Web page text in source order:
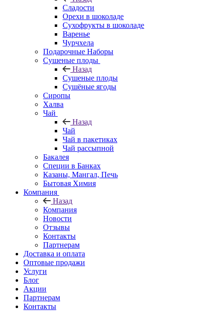
Сладости
Орехи в шоколаде
Сухофрукты в шоколаде
Варенье
Чурчхела
Подарочные Наборы
Cушеные плоды
Назад
Cушеные плоды
Сушёные ягоды
Сиропы
Халва
Чай
Назад
Чай
Чай в пакетиках
Чай рассыпной
Бакалея
Специи в Банках
Казаны, Мангал, Печь
Бытовая Химия
Компания
Назад
Компания
Новости
Отзывы
Контакты
Партнерам
Доставка и оплата
Оптовые продажи
Услуги
Блог
Акции
Партнерам
Контакты